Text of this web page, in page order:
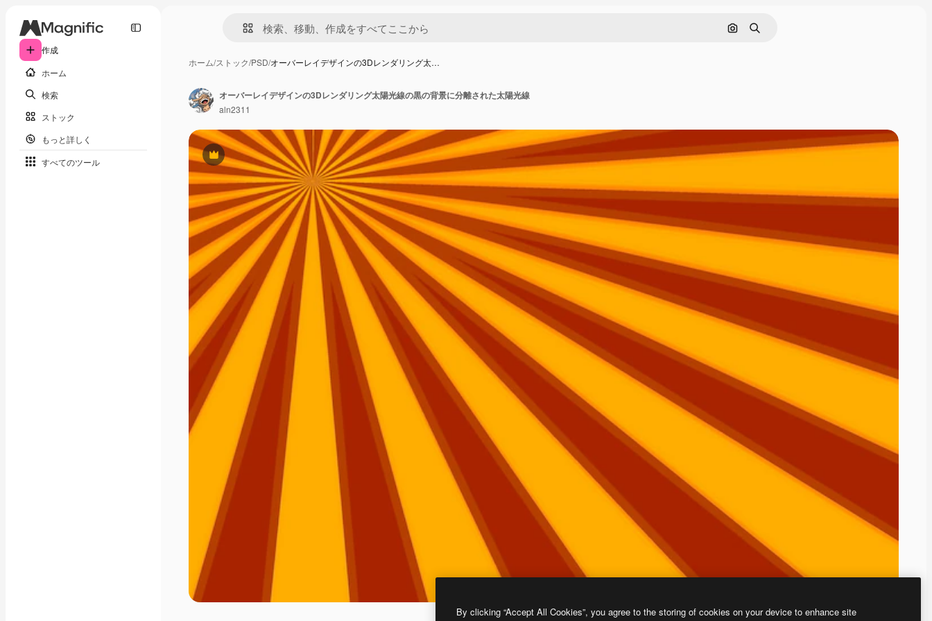
作成
ホーム
検索
ストック
もっと詳しく
すべてのツール
画像で検索
検索
ホーム/ストック/PSD/オーバーレイデザインの3Dレンダリング太…
Premium
オーバーレイデザインの3Dレンダリング太陽光線の黒の背景に分離された太陽光線
aln2311
By clicking “Accept All Cookies”, you agree to the storing of cookies on your device to enhance site